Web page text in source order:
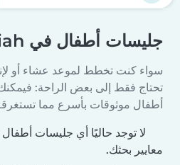
جليسات أطفال في Alrmtheiah
سواء كنت تخطط لموعد عشاء أو
تحتاج فقط إلى بعض الراحة:
أطفال موثوقات بأسرع مما
معايير بحثك.